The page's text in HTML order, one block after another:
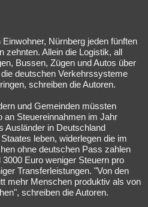
Nürnberg jeden fünften
zehnten. Allein die Logistik, all
Bussen, Zügen und Autos über
deutschen Verkehrssysteme
schreiben die Autoren.
und Gemeinden müssten
an Steuereinnahmen im Jahr
Ausländer in Deutschland
leben, widerlegen die im
ohne deutschen Pass zahlen
Euro weniger Steuern pro
Transferleistungen. "Von den
mehr Menschen produktiv als von
schreiben die Autoren.